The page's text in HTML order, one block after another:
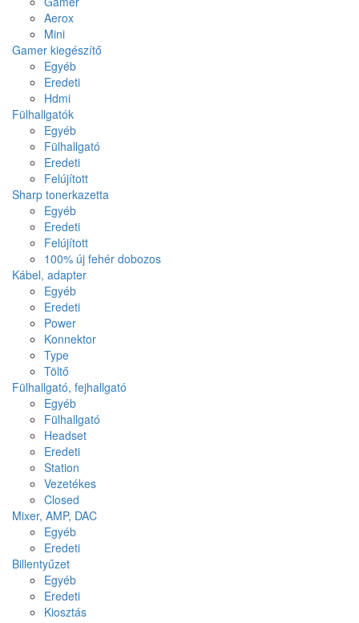
Aerox
Mini
Gamer kiegészítő
Egyéb
Eredeti
Hdmi
Fülhallgatók
Egyéb
Fülhallgató
Eredeti
Felújított
Sharp tonerkazetta
Egyéb
Eredeti
Felújított
100% új fehér dobozos
Kábel, adapter
Egyéb
Eredeti
Power
Konnektor
Type
Töltő
Fülhallgató, fejhallgató
Egyéb
Fülhallgató
Headset
Eredeti
Station
Vezetékes
Closed
Mixer, AMP, DAC
Egyéb
Eredeti
Billentyűzet
Egyéb
Eredeti
Kiosztás